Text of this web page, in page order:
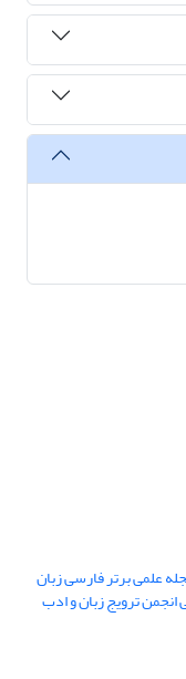
علمی برتر فارسی زبان
انجمن ترویج زبان و ادب